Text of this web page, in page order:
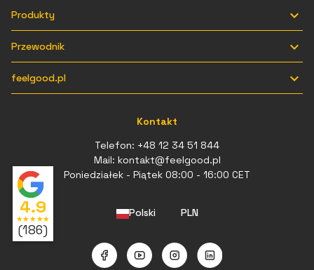
Produkty 
Przewodnik 
feelgood.pl 
Kontakt
Telefon: +48 12 34 51 844
Mail: kontakt@feelgood.pl
Poniedziałek - Piątek 08:00 - 16:00 CET
Polski PLN
4.9
starstar star starstar
(186)